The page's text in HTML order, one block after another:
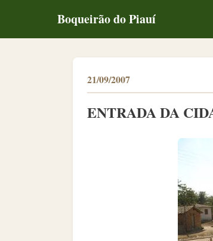
Boqueirão do Piauí
21/09/2007
ENTRADA DA